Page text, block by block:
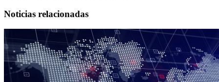
Noticias relacionadas